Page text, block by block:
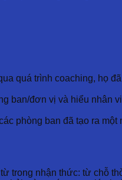
quá trình coaching, họ
ban/đơn vị và hiểu nhân
phòng ban đã tạo ra
trong nhận thức: từ chỗ